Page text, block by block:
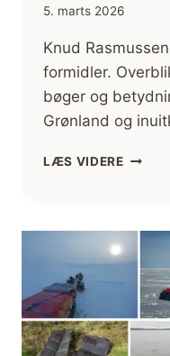
5. marts 2026
Knud
formidler.
bøger og
Grønland og
LÆS VIDEREKNUD
[GOD